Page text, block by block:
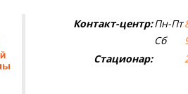
Контакт-центр:Пн-Пт
Сб
Стационар: